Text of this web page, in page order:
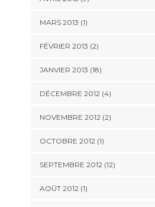
MARS 2013 (1)
FÉVRIER 2013 (2)
JANVIER 2013 (18)
DÉCEMBRE 2012 (4)
NOVEMBRE 2012 (2)
OCTOBRE 2012 (1)
SEPTEMBRE 2012 (12)
AOÛT 2012 (1)